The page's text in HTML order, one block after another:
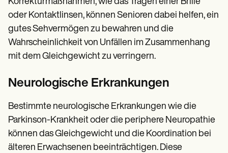
oder Kontaktlinsen, können Senioren dabei helfen, ein
gutes Sehvermögen zu bewahren und die
Wahrscheinlichkeit von Unfällen im Zusammenhang
mit dem Gleichgewicht zu verringern.
Neurologische Erkrankungen
Bestimmte neurologische Erkrankungen wie die
Parkinson-Krankheit oder die periphere Neuropathie
können das Gleichgewicht und die Koordination bei
älteren Erwachsenen beeinträchtigen. Diese